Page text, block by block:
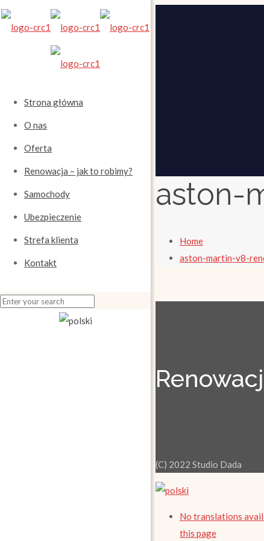
Strona główna
O nas
Oferta
Renowacja – jak to robimy?
Samochody
Ubezpieczenie
Strefa klienta
Kontakt
aston-
Home
aston-martin-v8-
(C) 2022 Studio Dada
No translations
this page